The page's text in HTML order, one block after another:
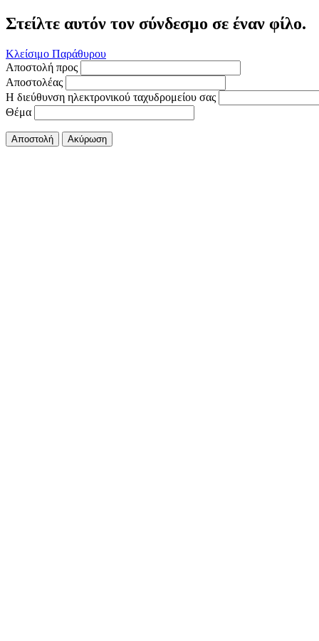
Στείλτε αυτόν τον σύνδεσμο σε έναν φίλο.
Κλείσιμο Παράθυρου
Αποστολή προς
Αποστολέας
Η διεύθυνση ηλεκτρονικού ταχυδρομείου σας
Θέμα
Αποστολή Ακύρωση